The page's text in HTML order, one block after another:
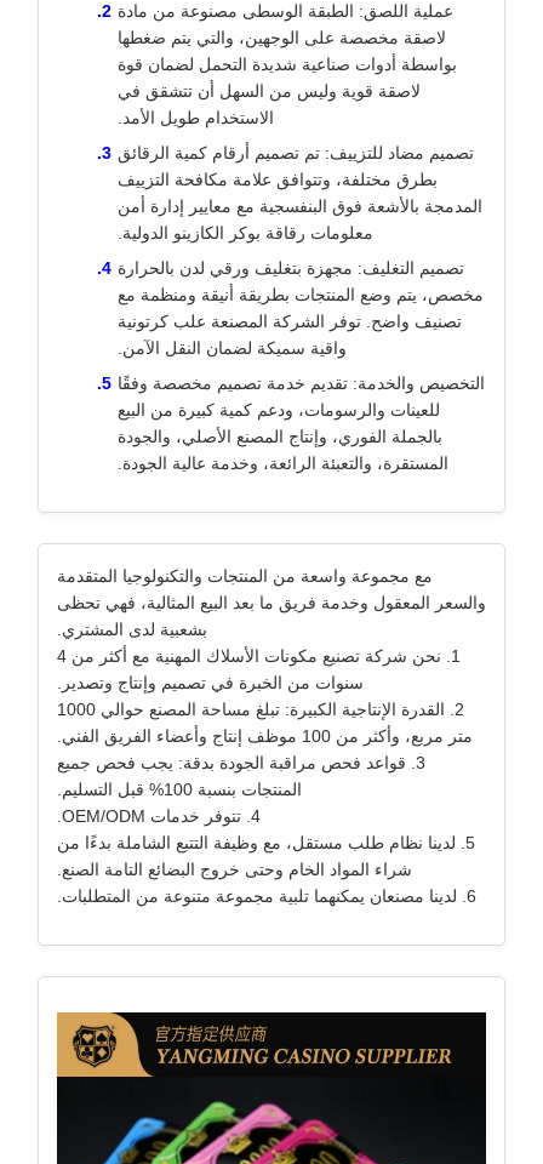
عملية اللصق: الطبقة الوسطى مصنوعة من مادة
لاصقة مخصصة على الوجهين، والتي يتم ضغطها
بواسطة أدوات صناعية شديدة التحمل لضمان قوة
لاصقة قوية وليس من السهل أن تتشقق في
الاستخدام طويل الأمد.
تصميم مضاد للتزييف: تم تصميم أرقام كمية الرقائق
بطرق مختلفة، وتتوافق علامة مكافحة التزييف
المدمجة بالأشعة فوق البنفسجية مع معايير إدارة أمن
معلومات رقاقة بوكر الكازينو الدولية.
تصميم التغليف: مجهزة بتغليف ورقي لدن بالحرارة
مخصص، يتم وضع المنتجات بطريقة أنيقة ومنظمة مع
تصنيف واضح. توفر الشركة المصنعة علب كرتونية
واقية سميكة لضمان النقل الآمن.
التخصيص والخدمة: تقديم خدمة تصميم مخصصة وفقًا
للعينات والرسومات، ودعم كمية كبيرة من البيع
بالجملة الفوري، وإنتاج المصنع الأصلي، والجودة
المستقرة، والتعبئة الرائعة، وخدمة عالية الجودة.
مع مجموعة واسعة من المنتجات والتكنولوجيا المتقدمة
والسعر المعقول وخدمة فريق ما بعد البيع المثالية، فهي تحظى
بشعبية لدى المشتري.
1. نحن شركة تصنيع مكونات الأسلاك المهنية مع أكثر من 4
سنوات من الخبرة في تصميم وإنتاج وتصدير.
2. القدرة الإنتاجية الكبيرة: تبلغ مساحة المصنع حوالي 1000
متر مربع، وأكثر من 100 موظف إنتاج وأعضاء الفريق الفني.
3. قواعد فحص مراقبة الجودة بدقة: يجب فحص جميع
المنتجات بنسبة 100% قبل التسليم.
4. تتوفر خدمات OEM/ODM.
5. لدينا نظام طلب مستقل، مع وظيفة التتبع الشاملة بدءًا من
شراء المواد الخام وحتى خروج البضائع التامة الصنع.
6. لدينا مصنعان يمكنهما تلبية مجموعة متنوعة من المتطلبات.